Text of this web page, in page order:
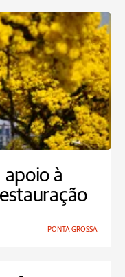
à
PONTA GROSSA